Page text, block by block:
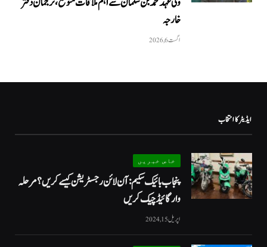
خارجہ
اگست 6, 2026
ایڈیٹر کا انتخاب
خاص خبریں
پنجاب بائیک سکیم: آن لائن رجسٹریشن کیسے کریں؟ مرحلہ
وار گائیڈ چیک کریں
اپریل 15, 2024